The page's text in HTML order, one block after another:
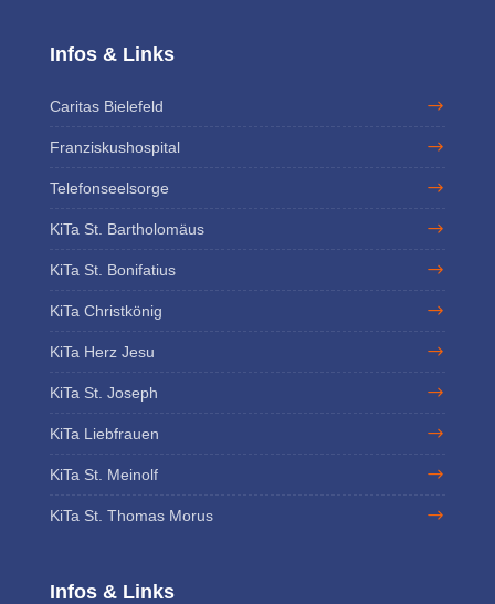
Infos & Links
Caritas Bielefeld
Franziskushospital
Telefonseelsorge
KiTa St. Bartholomäus
KiTa St. Bonifatius
KiTa Christkönig
KiTa Herz Jesu
KiTa St. Joseph
KiTa Liebfrauen
KiTa St. Meinolf
KiTa St. Thomas Morus
Infos & Links